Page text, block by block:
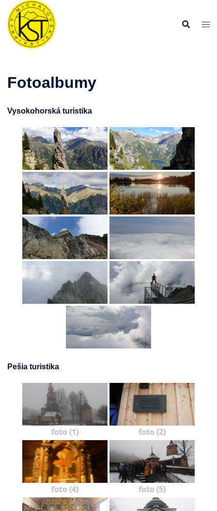
Preskočiť
obsah
Fotoalbumy
Vysokohorská turistika
Pešia turistika
foto (1) foto (2)
foto (4) foto (5)